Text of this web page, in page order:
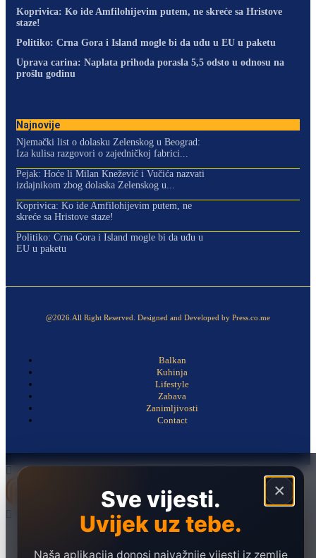
Koprivica: Ko ide Amfilohijevim putem, ne skreće sa Hristove
staze!
Politiko: Crna Gora i Island mogle bi da uđu u EU u paketu
Uprava carina: Naplata prihoda porasla 5,5 odsto u odnosu na
prošlu godinu
Najnovije
Njemački list o dolasku Zelenskog u Beograd:
Iza kulisa razgovori o zajedničkoj fabrici...
Pejak: Hoće li Milan Knežević i Vučića nazvati
izdajnikom zbog dolaska Zelenskog u...
Koprivica: Ko ide Amfilohijevim putem, ne
skreće sa Hristove staze!
Politiko: Crna Gora i Island mogle bi da uđu u
EU u paketu
@2026.All Right Reserved. Designed and Developed by Press.co.me
Balkan
Kuhinja
Lifestyle
Zabava
Zanimljivosti
Contact
×
Sve vijesti.
Uvijek uz tebe.
Naša aplikacija donosi najvažnije vijesti iz zemlje
Politika